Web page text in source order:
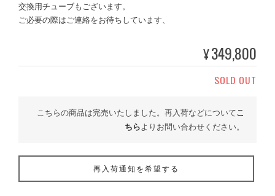
交換用チューブもございます。
ご必要の際はご連絡をお待ちしています、
¥349,800
SOLD OUT
こちらの商品は完売いたしました。再入荷などについてこ
ちらよりお問い合わせください。
再入荷通知を希望する